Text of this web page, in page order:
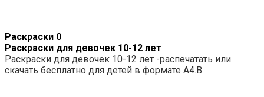
Раскраски 0
Раскраски для девочек 10-12 лет
Раскраски для девочек 10-12 лет -распечатать или
скачать бесплатно для детей в формате А4.В